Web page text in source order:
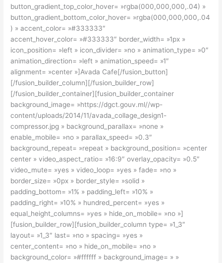
button_gradient_top_color_hover= »rgba(000,000,000,.04) »
button_gradient_bottom_color_hover= »rgba(000,000,000,.04
) » accent_color= »#333333″
accent_hover_color= »#333333″ border_width= »1px »
icon_position= »left » icon_divider= »no » animation_type= »0″
animation_direction= »left » animation_speed= »1″
alignment= »center »]Avada Cafe[/fusion_button]
[/fusion_builder_column][/fusion_builder_row]
[/fusion_builder_container][fusion_builder_container
background_image= »https://dgct.gouv.ml//wp-
content/uploads/2014/11/avada_collage_design1-
compressor.jpg » background_parallax= »none »
enable_mobile= »no » parallax_speed= »0.3″
background_repeat= »repeat » background_position= »center
center » video_aspect_ratio= »16:9″ overlay_opacity= »0.5″
video_mute= »yes » video_loop= »yes » fade= »no »
border_size= »0px » border_style= »solid »
padding_bottom= »1% » padding_left= »10% »
padding_right= »10% » hundred_percent= »yes »
equal_height_columns= »yes » hide_on_mobile= »no »]
[fusion_builder_row][fusion_builder_column type= »1_3″
layout= »1_3″ last= »no » spacing= »yes »
center_content= »no » hide_on_mobile= »no »
background_color= »#ffffff » background_image= » »